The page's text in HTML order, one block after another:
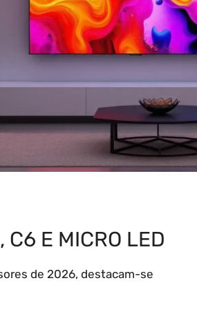
E MICRO LED
de 2026, destacam-se